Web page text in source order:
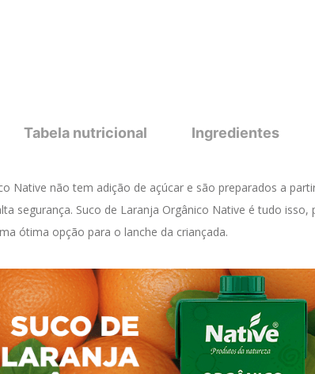
Tabela nutricional Ingredientes
Native não tem adição de açúcar e são preparados a
segurança. Suco de Laranja Orgânico Native é tudo
ótima opção para o lanche da criançada.